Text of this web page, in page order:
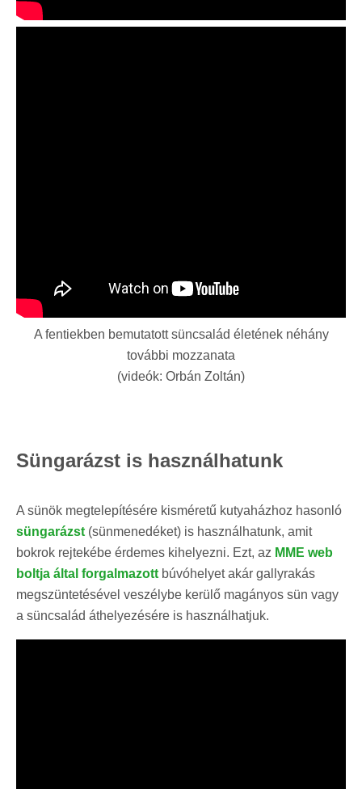
A fentiekben bemutatott süncsalád életének néhány
további mozzanata
(videók: Orbán Zoltán)
Süngarázst is használhatunk
A sünök megtelepítésére kisméretű kutyaházhoz hasonló
süngarázst (sünmenedéket) is használhatunk, amit
bokrok rejtekébe érdemes kihelyezni. Ezt, az MME web
boltja által forgalmazott búvóhelyet akár gallyrakás
megszüntetésével veszélybe kerülő magányos sün vagy
a süncsalád áthelyezésére is használhatjuk.